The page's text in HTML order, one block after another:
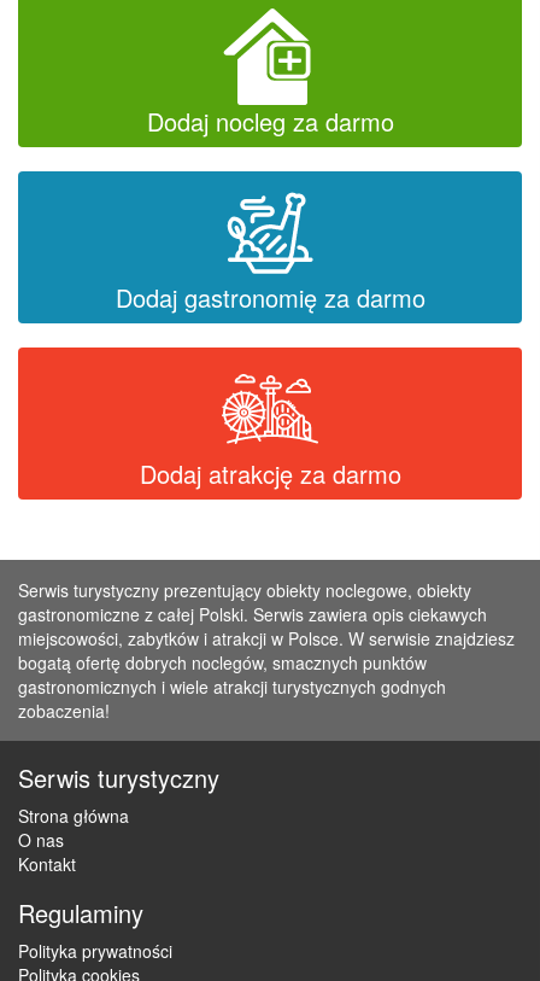
Dodaj nocleg za darmo
Dodaj gastronomię za darmo
Dodaj atrakcję za darmo
Serwis turystyczny prezentujący obiekty noclegowe, obiekty
gastronomiczne z całej Polski. Serwis zawiera opis ciekawych
miejscowości, zabytków i atrakcji w Polsce. W serwisie znajdziesz
bogatą ofertę dobrych noclegów, smacznych punktów
gastronomicznych i wiele atrakcji turystycznych godnych
zobaczenia!
Serwis turystyczny
Strona główna
O nas
Kontakt
Regulaminy
Polityka prywatności
Polityka cookies